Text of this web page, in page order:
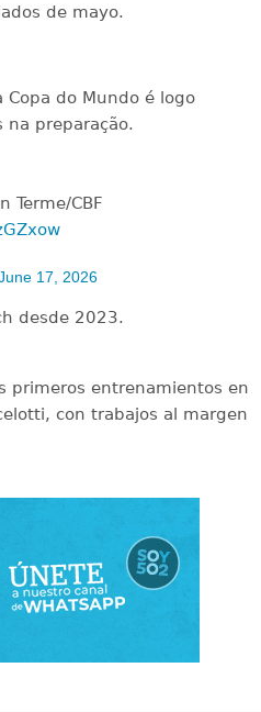
de mayo.
Copa do Mundo é logo
na preparação.
Terme/CBF
17, 2026
desde 2023.
primeros entrenamientos en
con trabajos al margen